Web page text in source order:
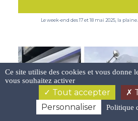
Le week-end des 17 et 18 mai 2025, la plaine…
Ce site utilise des cookies et vous donne
vous souhaitez activer
Tout accepter
Personnaliser
Politique